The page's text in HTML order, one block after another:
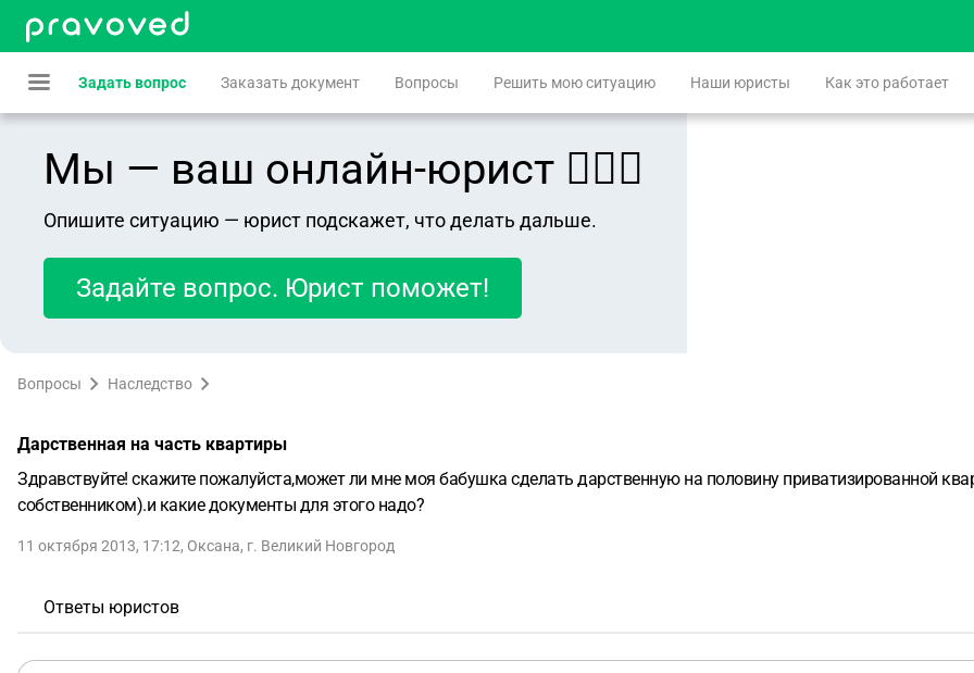
Задать вопрос Заказать документ Вопросы Решить мою ситуацию Наши юристы Как это работает
Мы — ваш онлайн-юрист 👨🏻‍⚖️
Опишите ситуацию — юрист подскажет, что делать дальше.
Задайте вопрос. Юрист поможет!
Вопросы Наследство
Дарственная на часть квартиры
Здравствуйте! скажите пожалуйста,может ли мне моя бабушка сделать дарственную на половину приватизированной
собственником).и какие документы для этого надо?
11 октября 2013, 17:12, Оксана, г. Великий Новгород
Ответы юристов